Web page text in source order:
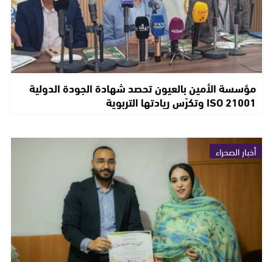
مؤسسة الأمين بالعيون تحصد شهادة الجودة الدولية
ISO 21001 وتكرّس ريادتها التربوية
أخبار الصحراء